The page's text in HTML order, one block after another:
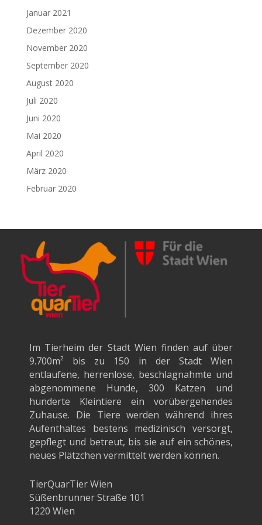
Januar 2021
Dezember 2020
November 2020
September 2020
August 2020
Juli 2020
Juni 2020
Mai 2020
April 2020
März 2020
Februar 2020
Im Tierheim der Stadt Wien finden auf über
9.700m²
bis zu 150 in der Stadt Wien
entlaufene, herrenlose, beschlagnahmte und
abgenommene Hunde, 300 Katzen und
hunderte Kleintiere ein vorübergehendes
Zuhause. Die Tiere werden während ihres
Aufenthaltes bestens medizinisch versorgt,
gepflegt und betreut, bis sie auf ein schönes,
neues Plätzchen vermittelt werden können.
TierQuarTier Wien
Süßenbrunner Straße 101
1220 Wien